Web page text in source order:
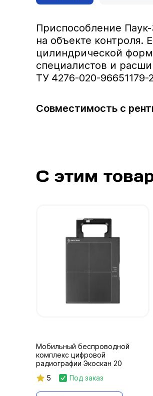
Приспособление
на объекте контроля.
цилиндрической
специалистов и
ТУ 4276-020-96651179-
Совместимость с
С этим
Мобильный беспроводной
комплекс цифровой
радиографии Экоскан 20
5
Под заказ